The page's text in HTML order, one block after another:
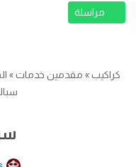
مراسلة
كراكيب» مقدمين خدمات»